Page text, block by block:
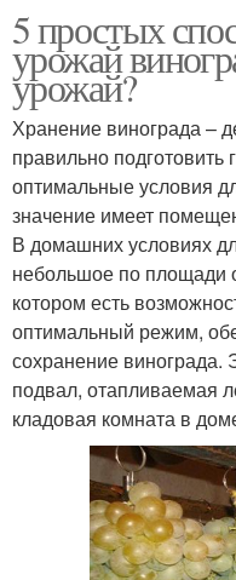
5 простых
урожай
урожай?
Хранение винограда –
правильно подготовить
оптимальные условия
значение имеет
В домашних условиях
небольшое по площади
котором есть
оптимальный режим,
сохранение винограда.
подвал, отапливаемая
кладовая комната в